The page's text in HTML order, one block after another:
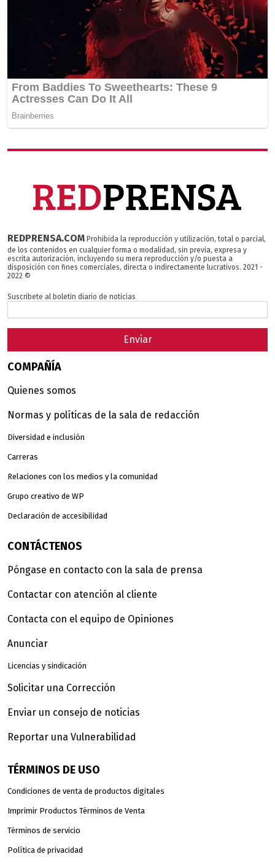
REDPRENSA.COM Prohibida la reproducción y utilización, total o parcial,
de los contenidos en cualquier forma o modalidad, sin previa, expresa y
escrita autorización, incluyendo su mera reproducción y/o puesta a
disposición con fines comerciales, directa o indirectamente lucrativos. 2021 -
2022 ©
Suscribete al boletin diario de noticias
Enviar
COMPAÑÍA
Quienes somos
Normas y políticas de la sala de redacción
Diversidad e inclusión
Carreras
Relaciones con los medios y la comunidad
Grupo creativo de WP
Declaración de accesibilidad
CONTÁCTENOS
Póngase en contacto con la sala de prensa
Contactar con atención al cliente
Contacta con el equipo de Opiniones
Anunciar
Licencias y sindicación
Solicitar una Corrección
Enviar un consejo de noticias
Reportar una Vulnerabilidad
TÉRMINOS DE USO
Condiciones de venta de productos digitales
Imprimir Productos Términos de Venta
Términos de servicio
Política de privacidad